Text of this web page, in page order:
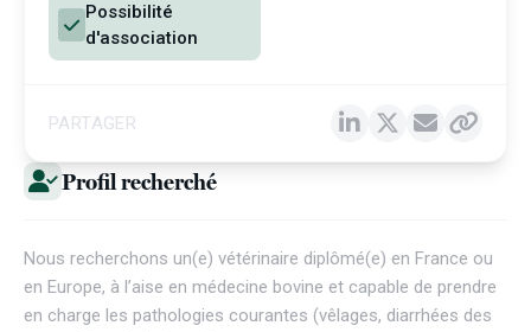
Profil recherché
Nous recherchons un(e) vétérinaire diplômé(e) en France ou
en Europe, à l’aise en médecine bovine et capable de prendre
en charge les pathologies courantes (vêlages, diarrhées des
Possibilité
d'association
PARTAGER